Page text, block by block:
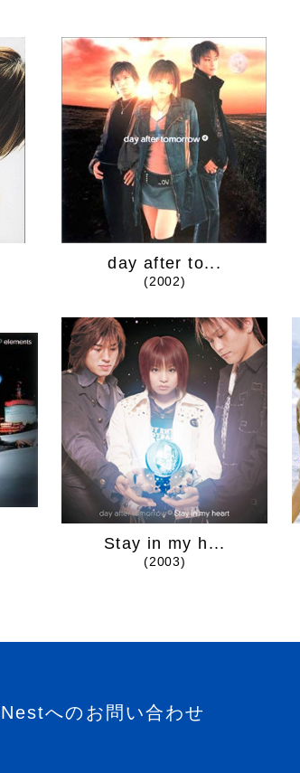
day after to...
(2002)
Stay in my h...
(2003)
へのお問い合わせ